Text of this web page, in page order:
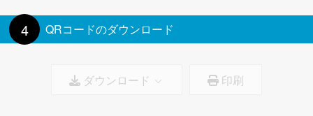
4 QRコードのダウンロード
ダウンロード 印刷